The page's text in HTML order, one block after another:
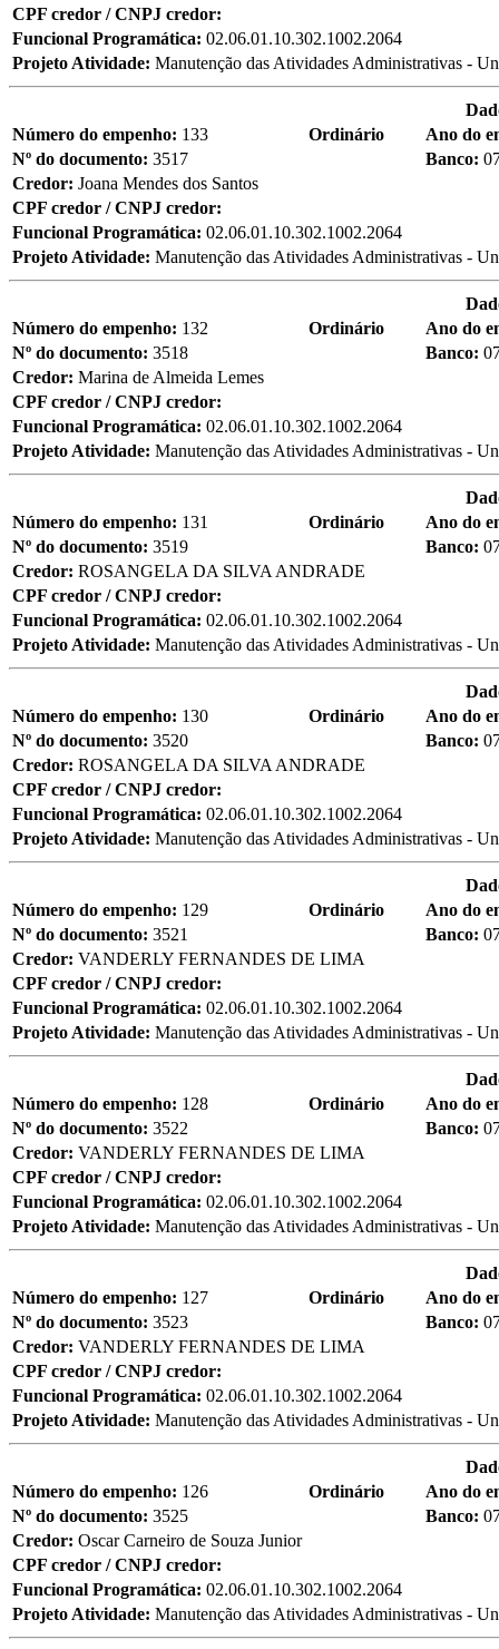
CPF credor / CNPJ credor:
Funcional Programática: 02.06.01.10.302.1002.2064
Projeto Atividade: Manutenção das Atividades Administrativas -
Número do empenho: 133 Ordinário
Ano do
Nº do documento: 3517 Banco:
Credor: Joana Mendes dos Santos
CPF credor / CNPJ credor:
Funcional Programática: 02.06.01.10.302.1002.2064
Projeto Atividade: Manutenção das Atividades Administrativas -
Número do empenho: 132 Ordinário
Ano do
Nº do documento: 3518 Banco:
Credor: Marina de Almeida Lemes
CPF credor / CNPJ credor:
Funcional Programática: 02.06.01.10.302.1002.2064
Projeto Atividade: Manutenção das Atividades Administrativas -
Número do empenho: 131 Ordinário
Ano do
Nº do documento: 3519 Banco:
Credor: ROSANGELA DA SILVA ANDRADE
CPF credor / CNPJ credor:
Funcional Programática: 02.06.01.10.302.1002.2064
Projeto Atividade: Manutenção das Atividades Administrativas -
Número do empenho: 130 Ordinário
Ano do
Nº do documento: 3520 Banco:
Credor: ROSANGELA DA SILVA ANDRADE
CPF credor / CNPJ credor:
Funcional Programática: 02.06.01.10.302.1002.2064
Projeto Atividade: Manutenção das Atividades Administrativas -
Número do empenho: 129 Ordinário
Ano do
Nº do documento: 3521 Banco:
Credor: VANDERLY FERNANDES DE LIMA
CPF credor / CNPJ credor:
Funcional Programática: 02.06.01.10.302.1002.2064
Projeto Atividade: Manutenção das Atividades Administrativas -
Número do empenho: 128 Ordinário
Ano do
Nº do documento: 3522 Banco:
Credor: VANDERLY FERNANDES DE LIMA
CPF credor / CNPJ credor:
Funcional Programática: 02.06.01.10.302.1002.2064
Projeto Atividade: Manutenção das Atividades Administrativas -
Número do empenho: 127 Ordinário
Ano do
Nº do documento: 3523 Banco:
Credor: VANDERLY FERNANDES DE LIMA
CPF credor / CNPJ credor:
Funcional Programática: 02.06.01.10.302.1002.2064
Projeto Atividade: Manutenção das Atividades Administrativas -
Número do empenho: 126 Ordinário
Ano do
Nº do documento: 3525 Banco:
Credor: Oscar Carneiro de Souza Junior
CPF credor / CNPJ credor:
Funcional Programática: 02.06.01.10.302.1002.2064
Projeto Atividade: Manutenção das Atividades Administrativas -